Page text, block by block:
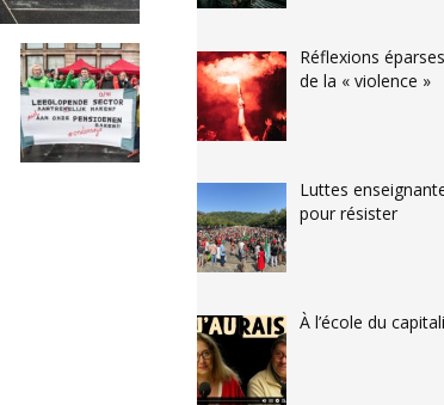
Réflexions
de la « violence »
Luttes
pour résister
À l’école du